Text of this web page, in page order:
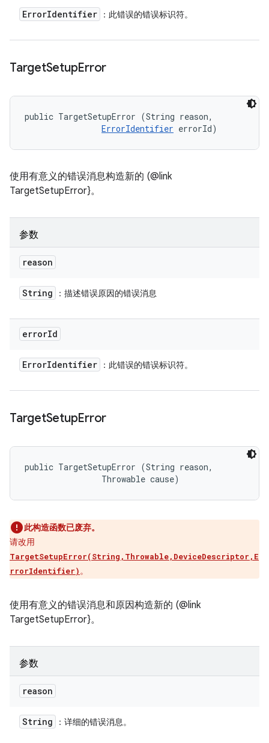
ErrorIdentifier ：此错误的错误标识符。
TargetSetupError
public TargetSetupError (String reason,
ErrorIdentifier errorId)
使用有意义的错误消息构造新的 (@link
TargetSetupError}。
参数
reason
String ：描述错误原因的错误消息
errorId
ErrorIdentifier ：此错误的错误标识符。
TargetSetupError
public TargetSetupError (String reason,
                Throwable cause)
此构造函数已废弃。
请改用
TargetSetupError(String,Throwable,DeviceDescriptor,E
rrorIdentifier)。
使用有意义的错误消息和原因构造新的 (@link
TargetSetupError}。
参数
reason
String ：详细的错误消息。